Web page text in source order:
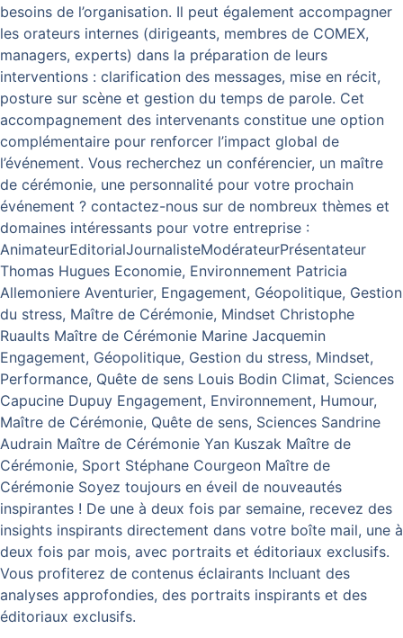
besoins de l’organisation. Il peut également accompagner
les orateurs internes (dirigeants, membres de COMEX,
managers, experts) dans la préparation de leurs
interventions : clarification des messages, mise en récit,
posture sur scène et gestion du temps de parole. Cet
accompagnement des intervenants constitue une option
complémentaire pour renforcer l’impact global de
l’événement. Vous recherchez un conférencier, un maître
de cérémonie, une personnalité pour votre prochain
événement ? contactez-nous sur de nombreux thèmes et
domaines intéressants pour votre entreprise :
AnimateurEditorialJournalisteModérateurPrésentateur
Thomas Hugues Economie, Environnement Patricia
Allemoniere Aventurier, Engagement, Géopolitique, Gestion
du stress, Maître de Cérémonie, Mindset Christophe
Ruaults Maître de Cérémonie Marine Jacquemin
Engagement, Géopolitique, Gestion du stress, Mindset,
Performance, Quête de sens Louis Bodin Climat, Sciences
Capucine Dupuy Engagement, Environnement, Humour,
Maître de Cérémonie, Quête de sens, Sciences Sandrine
Audrain Maître de Cérémonie Yan Kuszak Maître de
Cérémonie, Sport Stéphane Courgeon Maître de
Cérémonie Soyez toujours en éveil de nouveautés
inspirantes ! De une à deux fois par semaine, recevez des
insights inspirants directement dans votre boîte mail, une à
deux fois par mois, avec portraits et éditoriaux exclusifs.
Vous profiterez de contenus éclairants Incluant des
analyses approfondies, des portraits inspirants et des
éditoriaux exclusifs.